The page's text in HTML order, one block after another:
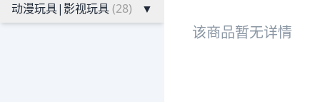
动漫玩具|影视玩具(28) ▼
该商品暂无详情